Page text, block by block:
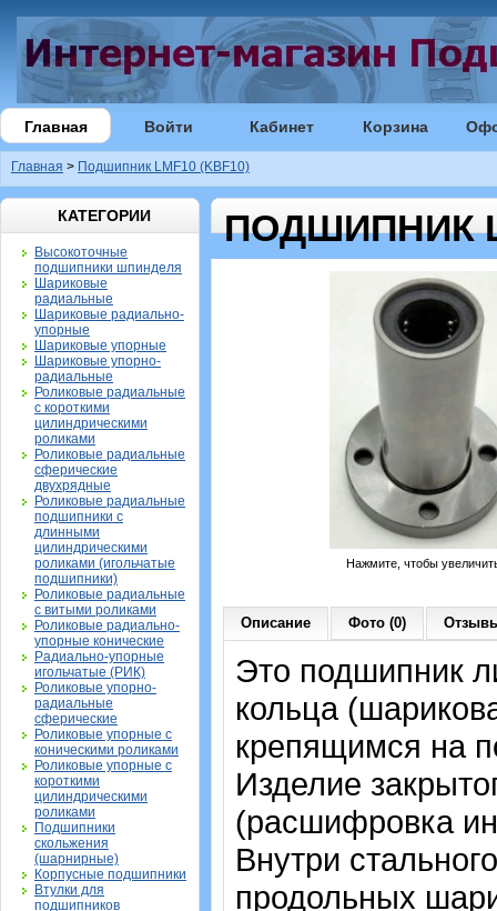
Главная Войти Кабинет Корзина
Главная > Подшипник LMF10 (KBF10)
КАТЕГОРИИ
Высокоточные
подшипники шпинделя
Шариковые
радиальные
Шариковые радиально-
упорные
Шариковые упорные
Шариковые упорно-
радиальные
Роликовые радиальные
с короткими
цилиндрическими
роликами
Роликовые радиальные
сферические
двухрядные
Роликовые радиальные
подшипники с
длинными
цилиндрическими
роликами (игольчатые
подшипники)
Роликовые радиальные
с витыми роликами
Роликовые радиально-
упорные конические
Радиально-упорные
игольчатые (РИК)
Роликовые упорно-
радиальные
сферические
Роликовые упорные с
коническими роликами
Роликовые упорные с
короткими
цилиндрическими
роликами
Подшипники
скольжения
(шарнирные)
Корпусные подшипники
Втулки для
подшипников
ПОДШИПНИК
Нажмите, чтобы
Описание Фото (0)
Это подшипник
кольца
крепящимся на
Изделие
(расшифровка
Внутри
продольных